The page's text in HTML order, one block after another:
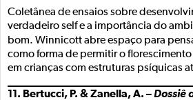
Coletânea de ensaios sobre
verdadeiro self e a importância do
bom. Winnicott abre espaço para
como forma de permitir o
em crianças com estruturas psíquicas
11. Bertucci, P. & Zanella, A. –Dossiê